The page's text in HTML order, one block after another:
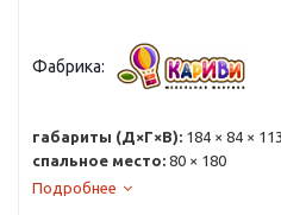
Фабрика:
габариты (Д×Г×В): 184 × 84 × 113
спальное место: 80 × 180
Подробнее